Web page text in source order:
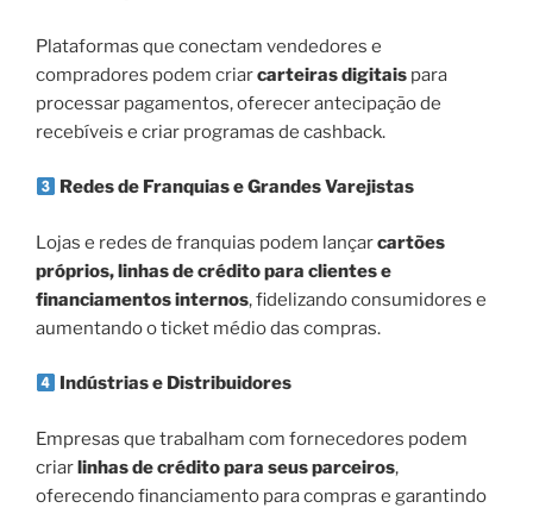
Plataformas que conectam vendedores e
compradores podem criarcarteiras digitais para
processar pagamentos, oferecer antecipação de
recebíveis e criar programas de cashback.
Redes de Franquias e Grandes Varejistas
Lojas e redes de franquias podem lançarcartões
próprios, linhas de crédito para clientes e
financiamentos internos, fidelizando consumidores e
aumentando o ticket médio das compras.
Indústrias e Distribuidores
Empresas que trabalham com fornecedores podem
criarlinhas de crédito para seus parceiros,
oferecendo financiamento para compras e garantindo